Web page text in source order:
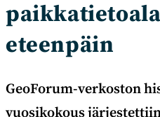
eteenpäin
GeoForum-verkoston
vuosikokous järjestettiin